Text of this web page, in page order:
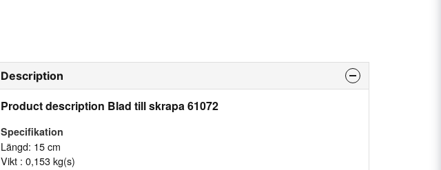
Description
Product description Blad till skrapa 61072
Specifikation
Längd: 15 cm
Vikt : 0,153 kg(s)